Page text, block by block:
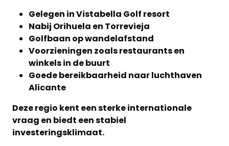
Gelegen in Vistabella Golf resort
Nabij Orihuela en Torrevieja
Golfbaan op wandelafstand
Voorzieningen zoals restaurants en
winkels in de buurt
Goede bereikbaarheid naar luchthaven
Alicante
Deze regio kent een sterke internationale
vraag en biedt een stabiel
investeringsklimaat.